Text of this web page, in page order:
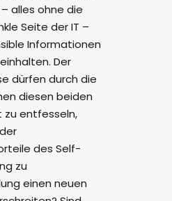
alles ohne die
Seite der IT –
Informationen
Der
dürfen durch die
diesen beiden
zu entfesseln,
des Self-
zu
einen neuen